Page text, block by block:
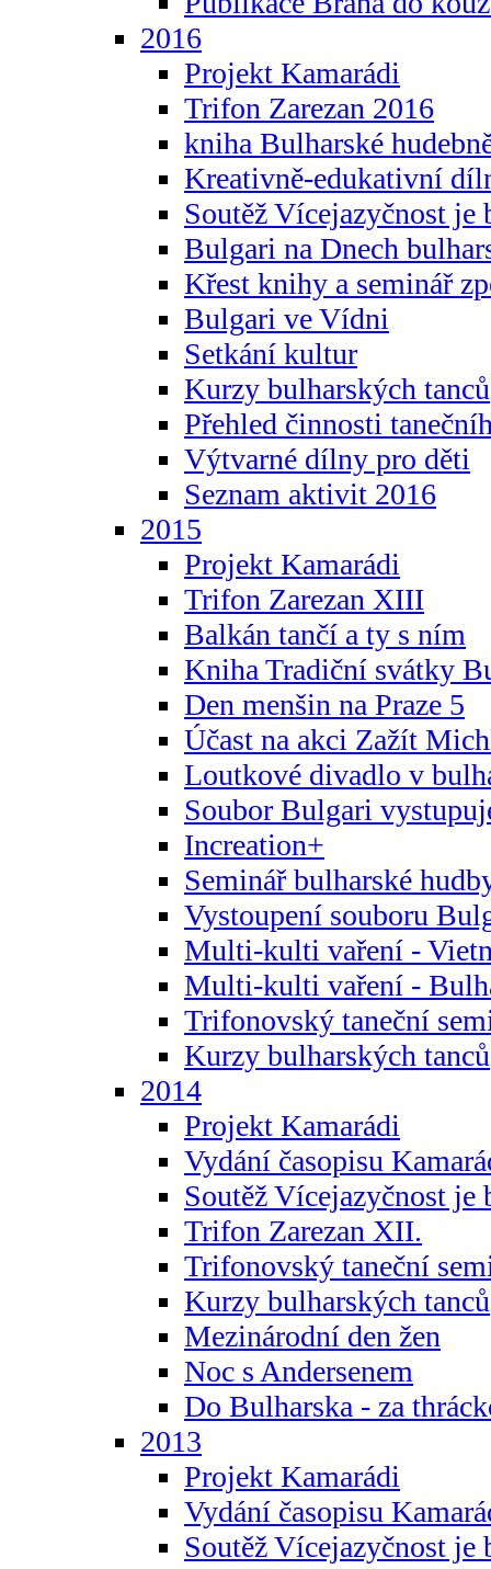
2016
Projekt Kamarádi
Trifon Zarezan 2016
kniha Bulharské
Kreativně-edukativní
Soutěž Vícejazyčnost je
Bulgari na Dnech
Křest knihy a seminář
Bulgari ve Vídni
Setkání kultur
Kurzy bulharských tanců
Přehled činnosti
Výtvarné dílny pro děti
Seznam aktivit 2016
2015
Projekt Kamarádi
Trifon Zarezan XIII
Balkán tančí a ty s ním
Kniha Tradiční svátky
Den menšin na Praze 5
Účast na akci Zažít
Loutkové divadlo v
Soubor Bulgari
Increation+
Seminář bulharské
Vystoupení souboru
Multi-kulti vaření -
Multi-kulti vaření -
Trifonovský taneční
Kurzy bulharských tanců
2014
Projekt Kamarádi
Vydání časopisu
Soutěž Vícejazyčnost je
Trifon Zarezan XII.
Trifonovský taneční
Kurzy bulharských tanců
Mezinárodní den žen
Noc s Andersenem
Do Bulharska - za
2013
Projekt Kamarádi
Vydání časopisu
Soutěž Vícejazyčnost je